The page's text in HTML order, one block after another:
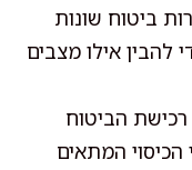
ביטוח שונות
להבין אילו מצבים
הביטוח
המתאים